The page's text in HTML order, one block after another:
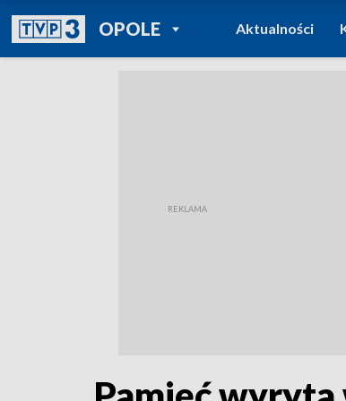
OPOLEPOWRÓT DO
TVP REGIONY
Aktualności